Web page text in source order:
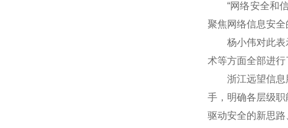
“网络安全和信
聚焦网络信息安全
杨小伟对此表示
术等方面全部进
浙江远望信息股
手，明确各层级
驱动安全的新思路